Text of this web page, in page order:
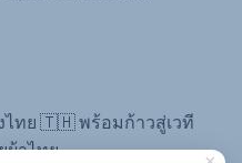
ไทย 🇹🇭 พร้อมก้าวสู่เวที
ผ้าไทย